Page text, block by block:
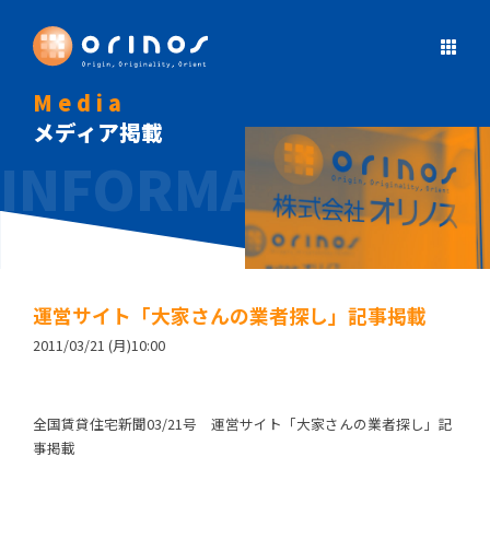
Media
メディア掲載
運営サイト「大家さんの業者探し」記事掲載
2011/03/21 (月)10:00
全国賃貸住宅新聞03/21号 運営サイト「大家さんの業者探し」記
事掲載